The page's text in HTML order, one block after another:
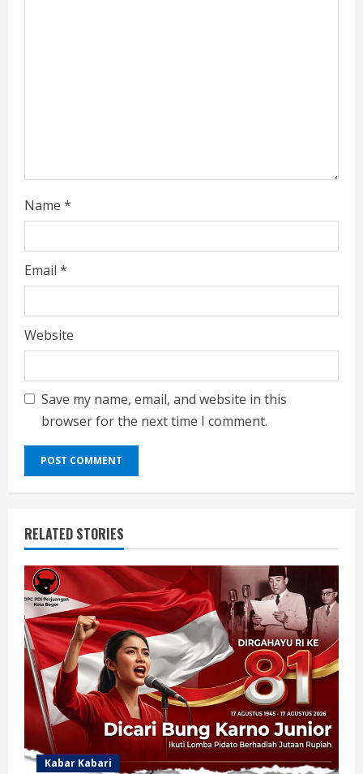
g
Name *
Email *
Website
Save my name, email, and website in this
browser for the next time I comment.
RELATED STORIES
Kabar Kabari